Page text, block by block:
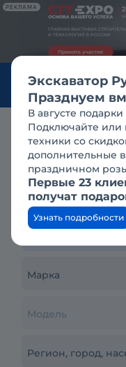
РЕКЛАМА
Продажа погрузчики
Тип техники
Марка
Модель
Регион, город,
Экскаватор
Празднуем
В августе
Подключайте или
техники со
дополнительные
праздничном
Первые 23
получат
Узнать подробности